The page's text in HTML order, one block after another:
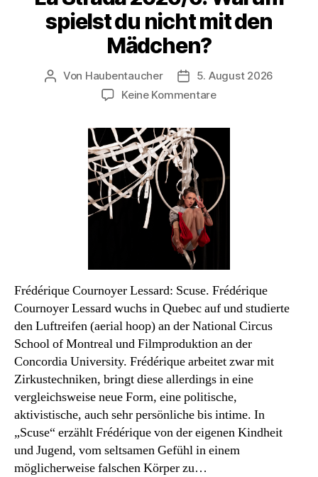
spielst du nicht mit den
Mädchen?
Beitragsautor
Von Haubentaucher Veröffentlichungsdatum
5. August 2026
Keine Kommentarezu
Strada
Warum
spielst
du
nicht
Frédérique Cournoyer Lessard: Scuse. Frédérique
Cournoyer Lessard wuchs in Quebec auf und studierte
den Luftreifen (aerial hoop) an der National Circus
School of Montreal und Filmproduktion an der
Concordia University. Frédérique arbeitet zwar mit
Zirkustechniken, bringt diese allerdings in eine
vergleichsweise neue Form, eine politische,
aktivistische, auch sehr persönliche bis intime. In
„Scuse“ erzählt Frédérique von der eigenen Kindheit
und Jugend, vom seltsamen Gefühl in einem
möglicherweise falschen Körper zu…